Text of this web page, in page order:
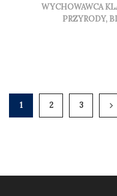
WYCHOWAWCA
PRZYRODY,
1 2 3